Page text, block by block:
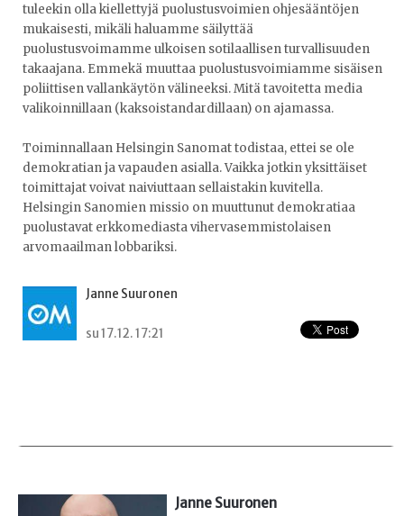
tuleekin olla kiellettyjä puolustusvoimien ohjesääntöjen
mukaisesti, mikäli haluamme säilyttää
puolustusvoimamme ulkoisen sotilaallisen turvallisuuden
takaajana. Emmekä muuttaa puolustusvoimiamme sisäisen
poliittisen vallankäytön välineeksi. Mitä tavoitetta media
valikoinnillaan (kaksoistandardillaan) on ajamassa.
Toiminnallaan Helsingin Sanomat todistaa, ettei se ole
demokratian ja vapauden asialla. Vaikka jotkin yksittäiset
toimittajat voivat naiviuttaan sellaistakin kuvitella.
Helsingin Sanomien missio on muuttunut demokratiaa
puolustavat erkkomediasta vihervasemmistolaisen
arvomaailman lobbariksi.
Janne Suuronen
su 17.12. 17:21
Janne Suuronen